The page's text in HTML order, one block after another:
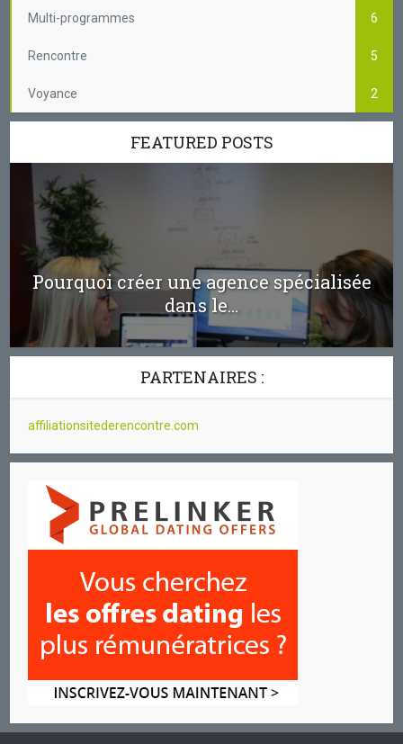
Multi-programmes 6
Rencontre 5
Voyance 2
FEATURED POSTS
Pourquoi créer une agence spécialisée
dans le...
PARTENAIRES :
affiliationsitederencontre.com